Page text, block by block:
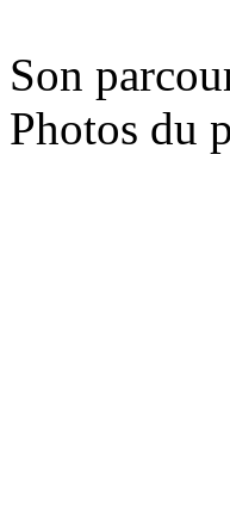
Son
Photos du